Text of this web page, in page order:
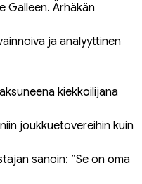
Galleen. Ärhäkän
ja analyyttinen
kiekkoilijana
joukkuetovereihin kuin
sanoin: ”Se on oma